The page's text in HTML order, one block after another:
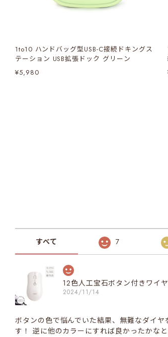
1to10 ハンドバッグ型USB-C接続ドキングス
テーション USB拡張ドック グリーン
¥5,980
すべて 7
12色人工宝石ボタン付きワイ
2024/11/14
ボタンの色で悩んでいた結果、無難なダイ
す！ 逆に他のカラーにすれば良かったかな